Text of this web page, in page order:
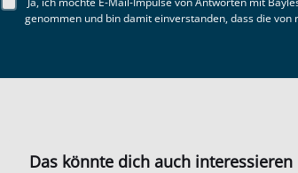
genommen und bin damit einverstanden, dass die
Das könnte dich auch interessieren